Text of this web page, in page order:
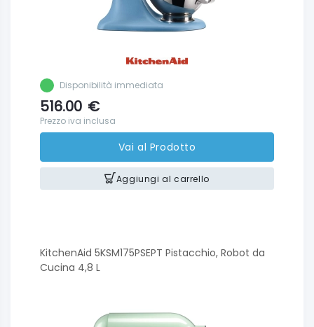
Disponibilità immediata
516.00 €
Prezzo iva inclusa
Vai al Prodotto
Aggiungi al carrello
KitchenAid 5KSM175PSEPT Pistacchio, Robot da
Cucina 4,8 L